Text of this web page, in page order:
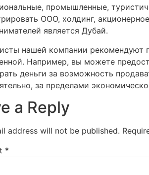
промышленные,
ООО, холдинг,
является Дубай.
нашей компании рекомендуют
Например, вы можете
деньги за возможность
за пределами
a Reply
address will not be published.
*